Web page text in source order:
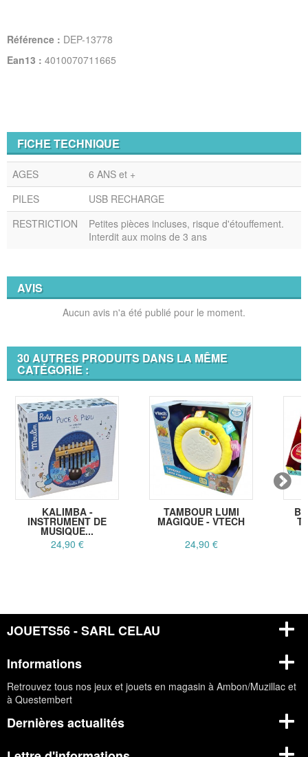
Référence : DEP-13778
Ean13 : 4010070711665
FICHE TECHNIQUE
AGES
6 ANS et +
PILES
USB RECHARGE
RESTRICTION
Petites pièces incluses, risque d'étouffement.
Interdit aux moins de 3 ans
AVIS
Aucun avis n'a été publié pour le moment.
30 AUTRES PRODUITS DANS LA MÊME
CATÉGORIE :
KALIMBA -
INSTRUMENT DE
MUSIQUE...
24,90 €
TAMBOUR LUMI
MAGIQUE - VTECH
24,90 €
JOUETS56 - SARL CELAU
Informations
Retrouvez tous nos jeux et jouets en magasin à Ambon/Muzillac et
à Questembert
Dernières actualités